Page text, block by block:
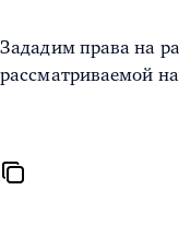
Зададим права на
рассматриваемой